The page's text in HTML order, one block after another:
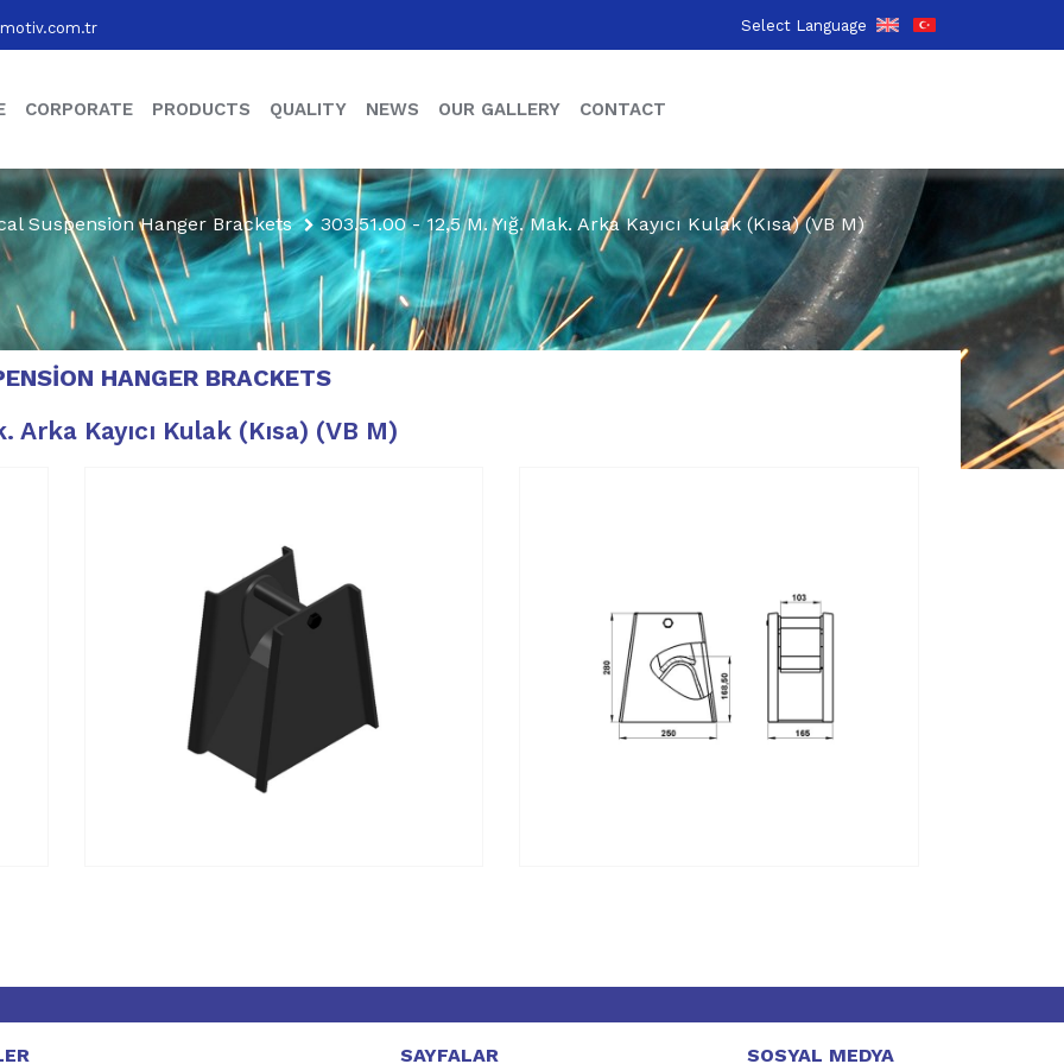
Select Language
CORPORATE PRODUCTS QUALITY NEWS OUR GALLERY CONTACT
Suspension Hanger Brackets 303.51.00 - 12,5 M. Yığ. Mak. Arka Kayıcı Kulak (Kısa) (VB M)
HANGER BRACKETS
Arka Kayıcı Kulak (Kısa) (VB M)
SAYFALAR SOSYAL MEDYA